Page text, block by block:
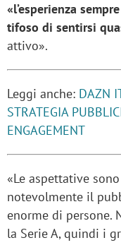
«l’esperienza
tifoso di sentirsi
attivo».
Leggi anche: DAZN
STRATEGIA
ENGAGEMENT
«Le aspettative
notevolmente il
enorme di persone.
la Serie A, quindi i